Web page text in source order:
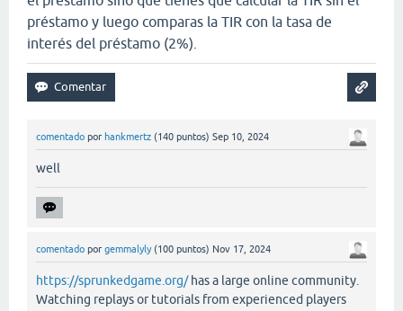
préstamo y luego comparas la TIR con la tasa de
interés del préstamo (2%).
comentado por hankmertz (140 puntos) Sep 10, 2024
well
comentado por gemmalyly (100 puntos) Nov 17, 2024
https://sprunkedgame.org/has a large online community.
Watching replays or tutorials from experienced players